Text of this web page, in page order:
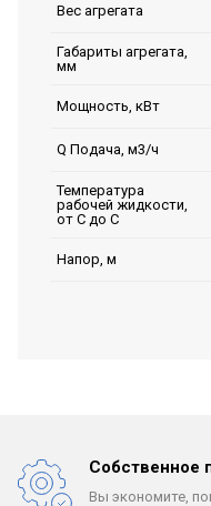
Вес агрегата
Габариты агрегата,
мм
Мощность, кВт
Q Подача, м3/ч
Температура
рабочей жидкости,
от С до С
Напор, м
Собственное
Вы экономите,